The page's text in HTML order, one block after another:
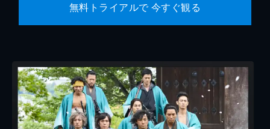
無料トライアルで 今すぐ観る